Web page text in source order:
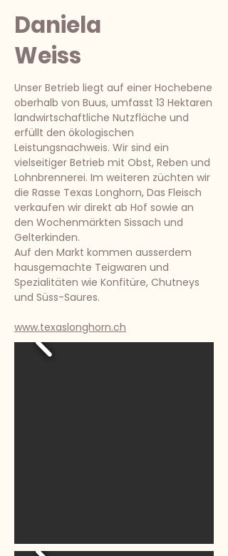
Daniela
Weiss
Unser Betrieb liegt auf einer Hochebene
oberhalb von Buus, umfasst 13 Hektaren
landwirtschaftliche Nutzfläche und
erfüllt den ökologischen
Leistungsnachweis. Wir sind ein
vielseitiger Betrieb mit Obst, Reben und
Lohnbrennerei. Im weiteren züchten wir
die Rasse Texas Longhorn, Das Fleisch
verkaufen wir direkt ab Hof sowie an
den Wochenmärkten Sissach und
Gelterkinden.
Auf den Markt kommen ausserdem
hausgemachte Teigwaren und
Spezialitäten wie Konfitüre, Chutneys
und Süss-Saures.
www.texaslonghorn.ch